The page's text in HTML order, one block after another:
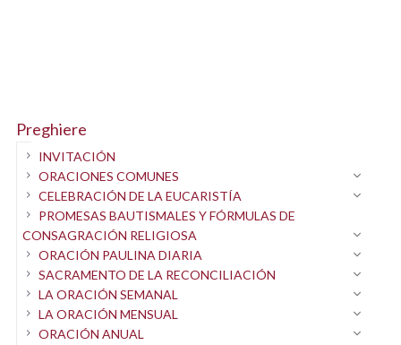
Preghiere
INVITACIÓN
ORACIONES COMUNES
CELEBRACIÓN DE LA EUCARISTÍA
PROMESAS BAUTISMALES Y FÓRMULAS DE
CONSAGRACIÓN RELIGIOSA
ORACIÓN PAULINA DIARIA
SACRAMENTO DE LA RECONCILIACIÓN
LA ORACIÓN SEMANAL
LA ORACIÓN MENSUAL
ORACIÓN ANUAL